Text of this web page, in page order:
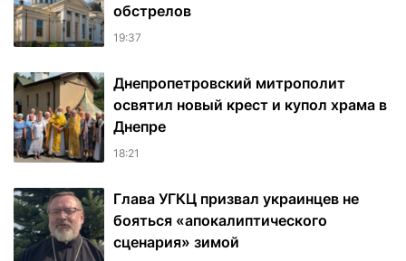
обстрелов
19:37
Днепропетровский митрополит
освятил новый крест и купол храма в
Днепре
18:21
Глава УГКЦ призвал украинцев не
бояться «апокалиптического
сценария» зимой